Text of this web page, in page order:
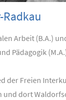
Arbeit (B.A.)
Pädagogik
der Freien
und dort